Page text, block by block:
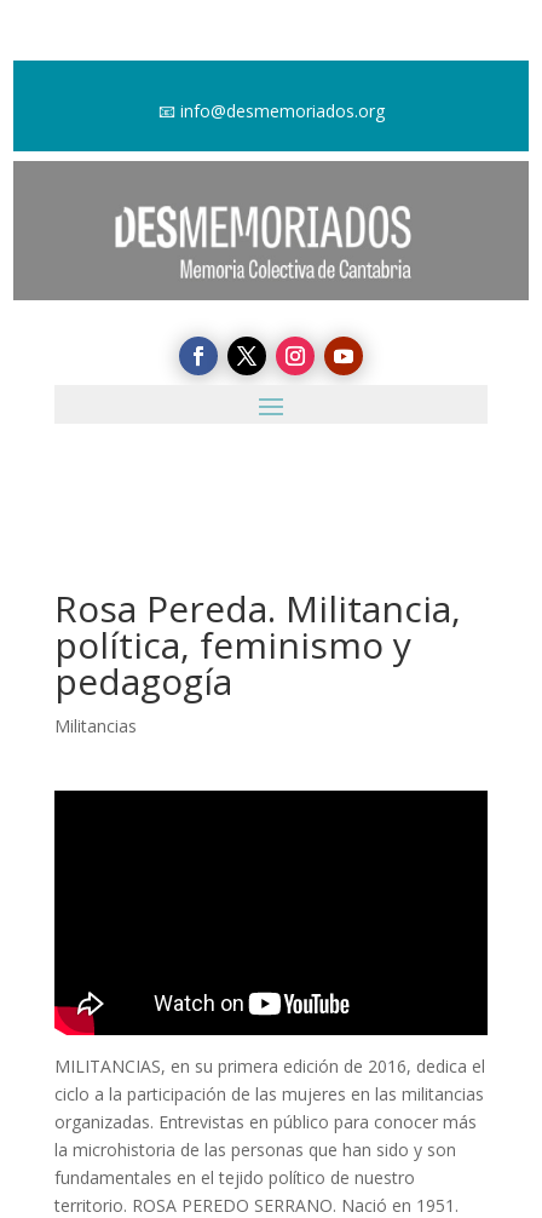
📧 info@desmemoriados.org
Rosa Pereda. Militancia,
política, feminismo y
pedagogía
Militancias
MILITANCIAS, en su primera edición de 2016, dedica el
ciclo a la participación de las mujeres en las militancias
organizadas. Entrevistas en público para conocer más
la microhistoria de las personas que han sido y son
fundamentales en el tejido político de nuestro
territorio. ROSA PEREDO SERRANO. Nació en 1951.